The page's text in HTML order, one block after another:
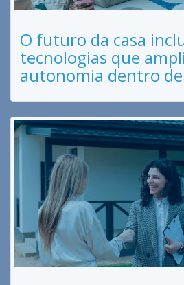
O futuro da casa
tecnologias que
autonomia dentro de